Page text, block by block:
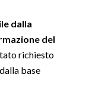
dalla
del
richiesto
base